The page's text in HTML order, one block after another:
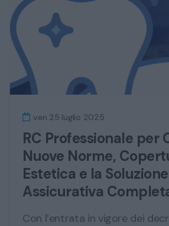
ven 25 luglio 2025
RC Professionale per
Nuove Norme,
Estetica e la Soluzione
Assicurativa
Con l’entrata in vigore dei